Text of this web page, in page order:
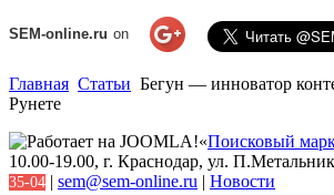
SEM-online.ru on
Главная Статьи Бегун — инноватор
Рунете
«Поисковый
10.00-19.00, г. Краснодар, ул.
35-04 | sem@sem-online.ru | Новости